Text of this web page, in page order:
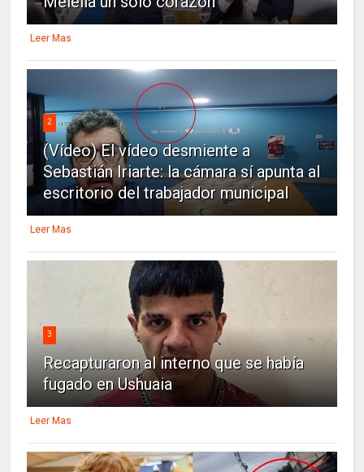
Leer Mas
2
(Vídeo) El vídeo desmiente a
Sebastián Iriarte: la cámara sí apunta al
escritorio del trabajador municipal
Leer Mas
3
Recapturaron al interno que se había
fugado en Ushuaia
Leer Mas